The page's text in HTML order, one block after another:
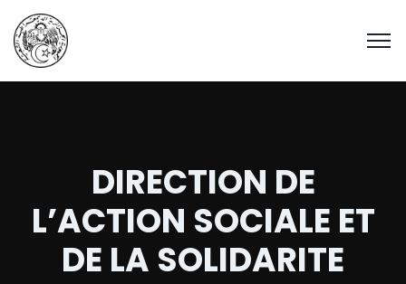
DIRECTION DE
L’ACTION SOCIALE ET
DE LA SOLIDARITE